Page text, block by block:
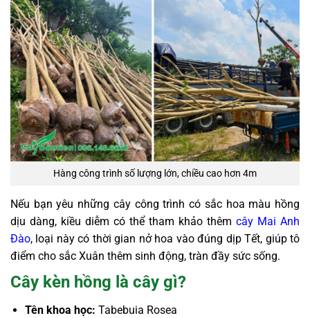
Hàng công trình số lượng lớn, chiều cao hơn 4m
Nếu bạn yêu những cây công trình có sắc hoa màu hồng
dịu dàng, kiều diễm có thể tham khảo thêm cây Mai Anh
Đào, loại này có thời gian nở hoa vào đúng dịp Tết, giúp tô
điểm cho sắc Xuân thêm sinh động, tràn đầy sức sống.
Cây kèn hồng là cây gì?
Tên khoa học: Tabebuia Rosea